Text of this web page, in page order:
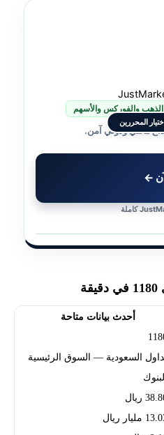
المحررين
والفوركس والأسهم
محلي ودولي آمن.
←
أحدث بيانات متاحة
السعودية — السوق الرئيسية
ريال
مليار ريال